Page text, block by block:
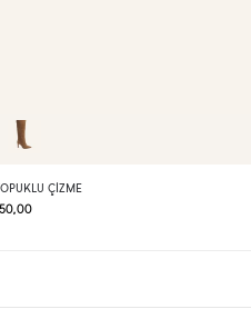
ÇIZME